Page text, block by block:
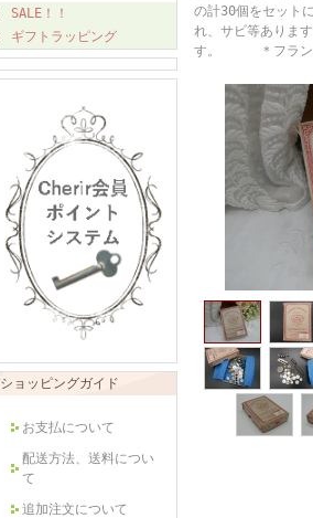
SALE！！
ギフトラッピング
ショッピングガイド
お支払について
配送方法、送料につい
て
追加注文について
の計30個をセット
れ、サビ等ありま
す。 ＊フラン